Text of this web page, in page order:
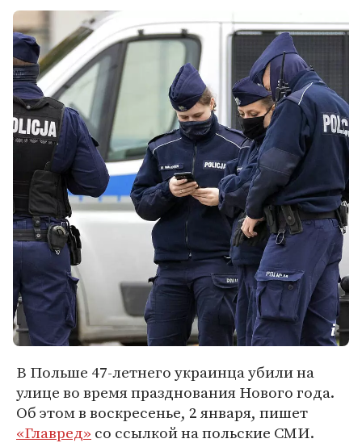
В Польше 47-летнего украинца убили на
улице во время празднования Нового года.
Об этом в воскресенье, 2 января, пишет
«Главред» со ссылкой на польские СМИ.